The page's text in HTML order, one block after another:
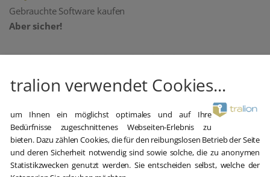
Gebrauchte Software kaufen
Aber sicher!
oemhandel24 UG (haftungsbeschränkt)
54296 Trier
+49 651 / 209 897 22
hilfe@tralion.de
Informationen
tralion verwendet Cookies...
um Ihnen ein möglichst optimales und auf Ihre
Bedürfnisse zugeschnittenes Webseiten-Erlebnis zu
bieten. Dazu zählen Cookies, die für den reibungslosen Betrieb der Seite
und deren Sicherheit notwendig sind sowie solche, die zu anonymen
Statistikzwecken genutzt werden. Sie entscheiden selbst, welche der